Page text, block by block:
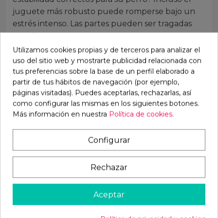
juguete más robusto puede romperse bajo un
estrés intenso. Las partes pueden ser tragadas
por el perro.
Por lo tanto, nuestra recomendación básica:
nunca deje juguetes para perros desatendidos
con su perro. Verifique el artículo regularmente
por daños. Retire los artículos dañados
inmediatamente. Casi todos los materiales están
Reemplace los juguetes para perros cuando
muestren signos de envejecimiento (por ejemplo,
que se vuelvan quebradizos, etc.). La seguridad
¡Estamos felices de asesorarte sobre este tema!
Puede descargar el catálogo
DESCARGAR y pedirnos las tarifas
Utilizamos cookies propias y de terceros para analizar el
uso del sitio web y mostrarte publicidad relacionada con
tus preferencias sobre la base de un perfil elaborado a
partir de tus hábitos de navegación (por ejemplo,
páginas visitadas). Puedes aceptarlas, rechazarlas, así
como configurar las mismas en los siguientes botones.
Más información en nuestra Política de cookies.
Configurar
Rechazar
Aceptar